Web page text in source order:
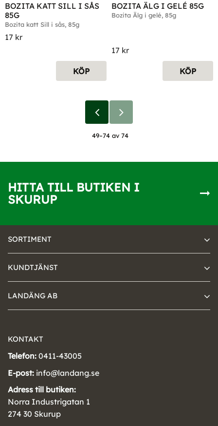
BOZITA KATT SILL I SÅS
85G
Bozita katt Sill i sås, 85g
17 kr
KÖP
BOZITA ÄLG I GELÉ 85G
Bozita Älg i gelé, 85g
17 kr
KÖP
49–74av 74
HITTA TILL BUTIKEN I
SKURUP
SORTIMENT
KUNDTJÄNST
LANDÄNG AB
KONTAKT
Telefon: 0411-43005
E-post: info@landang.se
Adress till butiken:
Norra Industrigatan 1
274 30 Skurup